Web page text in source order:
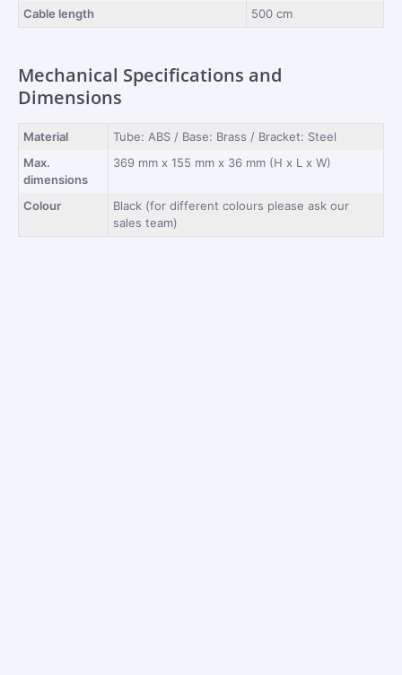
Cable length 500 cm
Mechanical Specifications and
Dimensions
Material
Tube: ABS / Base: Brass / Bracket: Steel
Max.
dimensions
369 mm x 155 mm x 36 mm (H x L x W)
Colour
Black (for different colours please ask our
sales team)